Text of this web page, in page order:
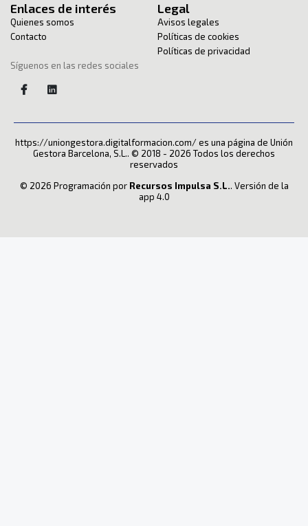
Enlaces de interés
Quienes somos
Contacto
Legal
Avisos legales
Políticas de cookies
Políticas de privacidad
Síguenos en las redes sociales
https://uniongestora.digitalformacion.com/ es una página de Unión
Gestora Barcelona, S.L.. © 2018 - 2026 Todos los derechos
reservados
© 2026 Programación por Recursos Impulsa S.L.. Versión de la
app 4.0